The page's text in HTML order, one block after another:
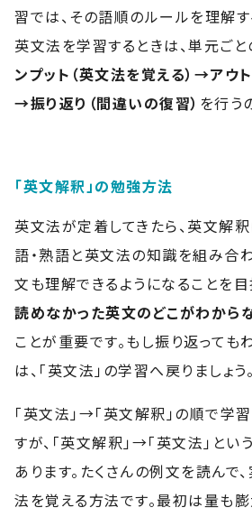
習では、その語順のルールを理解す
英文法を学習するときは、単元ごと
ンプット（英文法を覚える）→アウト
→振り返り（間違いの復習） を行う
「英文解釈」の勉強方法
英文法が定着してきたら、英文解釈
語・熟語と英文法の知識を組み合
文も理解できるようになることを目
読めなかった英文のどこがわから
ことが重要です。もし振り返っても
は、「英文法」の学習へ戻りましょう。
「英文法」→「英文解釈」の順で学
すが、「英文解釈」→「英文法」と
あります。たくさんの例文を読んで
法を覚える方法です。最初は量も